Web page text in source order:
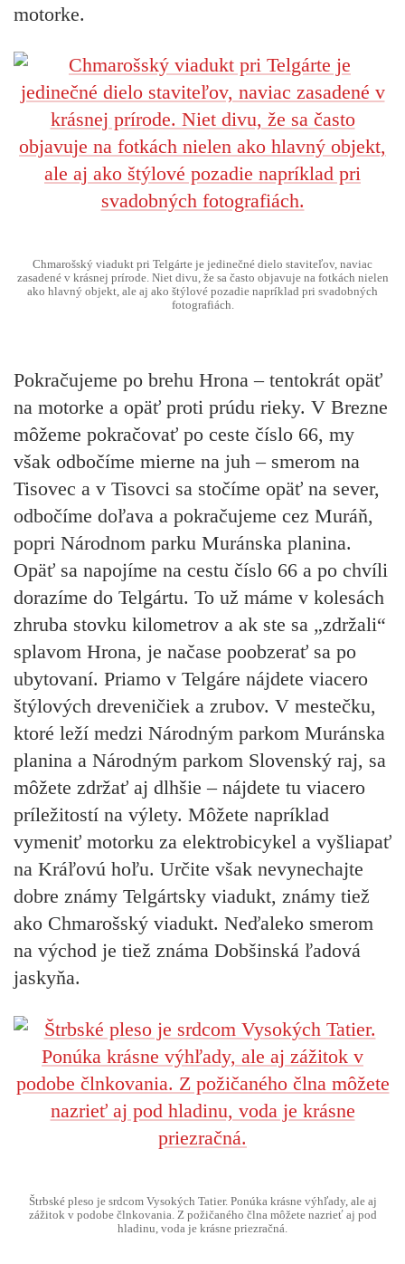
motorke.
Chmarošský viadukt pri Telgárte je jedinečné dielo staviteľov, naviac
zasadené v krásnej prírode. Niet divu, že sa často objavuje na fotkách nielen
ako hlavný objekt, ale aj ako štýlové pozadie napríklad pri svadobných
fotografiách.
Pokračujeme po brehu Hrona – tentokrát opäť
na motorke a opäť proti prúdu rieky. V Brezne
môžeme pokračovať po ceste číslo 66, my
však odbočíme mierne na juh – smerom na
Tisovec a v Tisovci sa stočíme opäť na sever,
odbočíme doľava a pokračujeme cez Muráň,
popri Národnom parku Muránska planina.
Opäť sa napojíme na cestu číslo 66 a po chvíli
dorazíme do Telgártu. To už máme v kolesách
zhruba stovku kilometrov a ak ste sa „zdržali“
splavom Hrona, je načase poobzerať sa po
ubytovaní. Priamo v Telgáre nájdete viacero
štýlových dreveničiek a zrubov. V mestečku,
ktoré leží medzi Národným parkom Muránska
planina a Národným parkom Slovenský raj, sa
môžete zdržať aj dlhšie – nájdete tu viacero
príležitostí na výlety. Môžete napríklad
vymeniť motorku za elektrobicykel a vyšliapať
na Kráľovú hoľu. Určite však nevynechajte
dobre známy Telgártsky viadukt, známy tiež
ako Chmarošský viadukt. Neďaleko smerom
na východ je tiež známa Dobšinská ľadová
jaskyňa.
Štrbské pleso je srdcom Vysokých Tatier. Ponúka krásne výhľady, ale aj
zážitok v podobe člnkovania. Z požičaného člna môžete nazrieť aj pod
hladinu, voda je krásne priezračná.